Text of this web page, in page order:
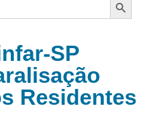
SP
Residentes